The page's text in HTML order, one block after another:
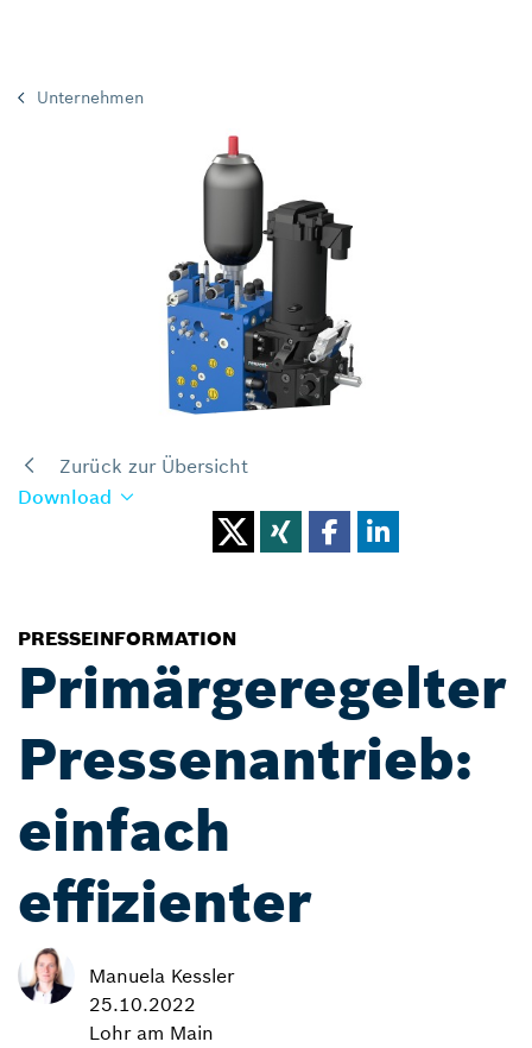
Unternehmen
Zurück zur Übersicht
Download
PRESSEINFORMATION
Primärgeregelter
Pressenantrieb:
einfach
effizienter
Manuela Kessler
25.10.2022
Lohr am Main